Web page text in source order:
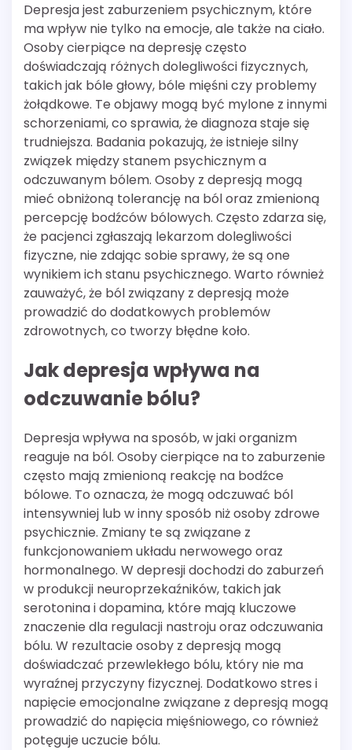
Depresja jest zaburzeniem psychicznym, które
ma wpływ nie tylko na emocje, ale także na ciało.
Osoby cierpiące na depresję często
doświadczają różnych dolegliwości fizycznych,
takich jak bóle głowy, bóle mięśni czy problemy
żołądkowe. Te objawy mogą być mylone z innymi
schorzeniami, co sprawia, że diagnoza staje się
trudniejsza. Badania pokazują, że istnieje silny
związek między stanem psychicznym a
odczuwanym bólem. Osoby z depresją mogą
mieć obniżoną tolerancję na ból oraz zmienioną
percepcję bodźców bólowych. Często zdarza się,
że pacjenci zgłaszają lekarzom dolegliwości
fizyczne, nie zdając sobie sprawy, że są one
wynikiem ich stanu psychicznego. Warto również
zauważyć, że ból związany z depresją może
prowadzić do dodatkowych problemów
zdrowotnych, co tworzy błędne koło.
Jak depresja wpływa na
odczuwanie bólu?
Depresja wpływa na sposób, w jaki organizm
reaguje na ból. Osoby cierpiące na to zaburzenie
często mają zmienioną reakcję na bodźce
bólowe. To oznacza, że mogą odczuwać ból
intensywniej lub w inny sposób niż osoby zdrowe
psychicznie. Zmiany te są związane z
funkcjonowaniem układu nerwowego oraz
hormonalnego. W depresji dochodzi do zaburzeń
w produkcji neuroprzekaźników, takich jak
serotonina i dopamina, które mają kluczowe
znaczenie dla regulacji nastroju oraz odczuwania
bólu. W rezultacie osoby z depresją mogą
doświadczać przewlekłego bólu, który nie ma
wyraźnej przyczyny fizycznej. Dodatkowo stres i
napięcie emocjonalne związane z depresją mogą
prowadzić do napięcia mięśniowego, co również
potęguje uczucie bólu.